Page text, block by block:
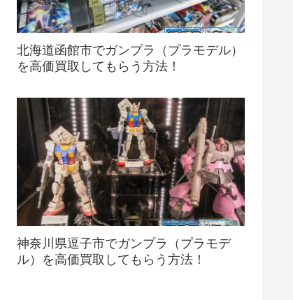
北海道函館市でガンプラ（プラモデル）
を高価買取してもらう方法！
神奈川県逗子市でガンプラ（プラモデ
ル）を高価買取してもらう方法！